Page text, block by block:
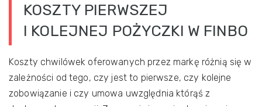
KOSZTY PIERWSZEJ
I KOLEJNEJ POŻYCZKI W FINBO
Koszty chwilówek oferowanych przez markę różnią się w
zależności od tego, czy jest to pierwsze, czy kolejne
zobowiązanie i czy umowa uwzględnia którąś z